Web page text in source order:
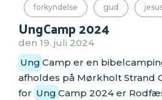
forkyndelse gud
UngCamp 2024
den 19. juli 2024
Ung Camp er en
afholdes på Mørkholt Strand
for Ung Camp 2024 er